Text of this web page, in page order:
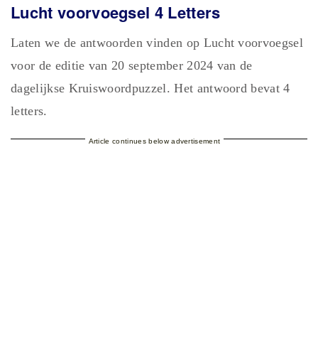
Lucht voorvoegsel 4 Letters
Laten we de antwoorden vinden op Lucht voorvoegsel
voor de editie van 20 september 2024 van de
dagelijkse Kruiswoordpuzzel. Het antwoord bevat 4
letters.
Article continues below advertisement